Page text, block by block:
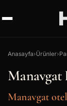
Anasayfa›Ürünler›
Manavgat
Manavgat